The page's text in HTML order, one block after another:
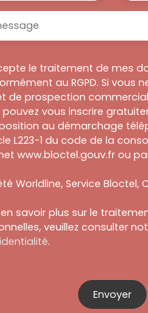
le traitement de mes
au RGPD. Si vous
de prospection
pouvez vous inscrire
au démarchage
L223-1 du code de la
www.bloctel.gouv.fr ou
Worldline, Service Bloctel, CS
en savoir plus sur le
veuillez consulter
.
Envoyer